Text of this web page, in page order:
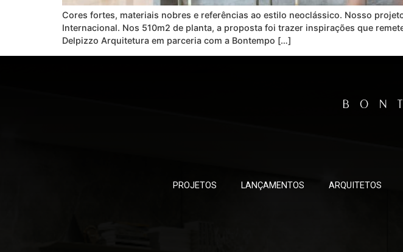
Cores fortes, materiais nobres e referências ao estilo neoclássico. Nosso
Internacional. Nos 510m2 de planta, a proposta foi trazer inspirações que
Delpizzo Arquitetura em parceria com a Bontempo […]
PROJETOS LANÇAMENTOS ARQUITETOS